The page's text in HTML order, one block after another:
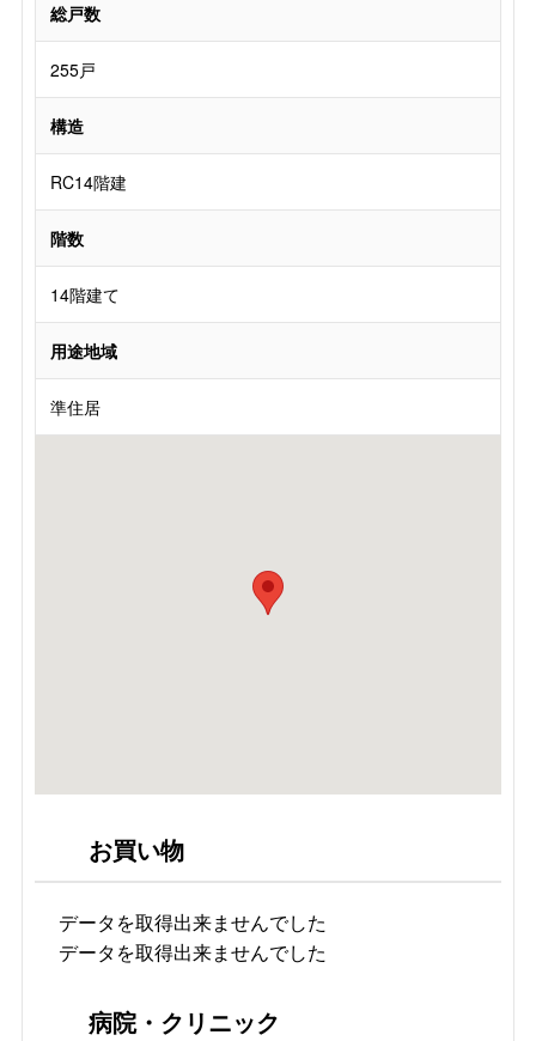
総戸数
255戸
構造
RC14階建
階数
14階建て
用途地域
準住居
お買い物
データを取得出来ませんでした
データを取得出来ませんでした
病院・クリニック